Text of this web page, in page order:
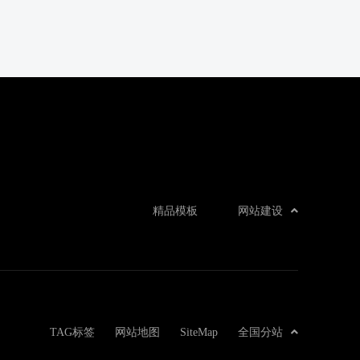
网站建设
精品模板
全国分站
SiteMap
网站地图
TAG标签